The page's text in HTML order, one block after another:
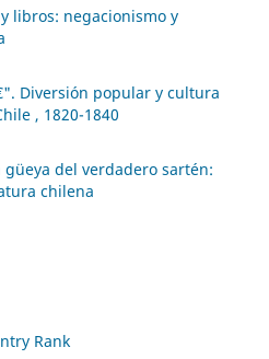
libros: negacionismo y
Diversión popular y cultura
, 1820-1840
del verdadero sartén:
chilena